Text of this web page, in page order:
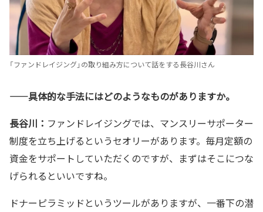
「ファンドレイジング」の取り組み方について話をする長谷川さん
——具体的な手法にはどのようなものがありますか。
長谷川： ファンドレイジングでは、マンスリーサポーター
制度を立ち上げるというセオリーがあります。毎月定額の
資金をサポートしていただくのですが、まずはそこにつな
げられるといいですね。
ドナーピラミッドというツールがありますが、一番下の潜